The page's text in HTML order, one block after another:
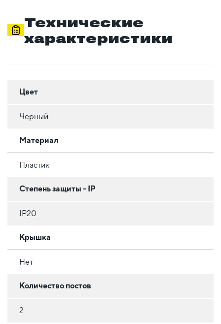
Технические
характеристики
Цвет
Черный
Материал
Пластик
Степень защиты - IP
IP20
Крышка
Нет
Количество постов
2